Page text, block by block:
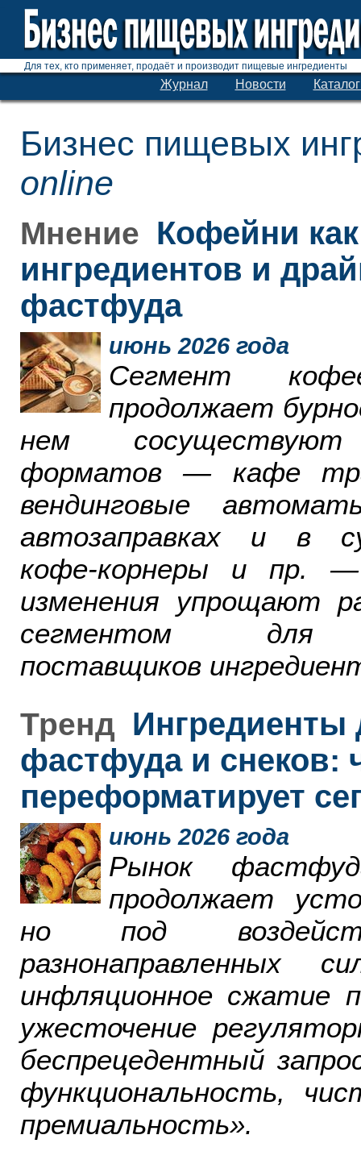
Для тех, кто применяет, продаёт и производит пищевые ингредиенты
Журнал Новости
Бизнес пищевых
online
Мнение Кофейни
ингредиентов и
фастфуда
июнь 2026 года
Сегмент
продолжает
нем
форматов — кафе
вендинговые
автозаправках и в
кофе-корнеры и пр.
изменения упрощают
сегментом для
поставщиков
Тренд Ингредиенты
фастфуда и снеков:
переформатирует
июнь 2026 года
Рынок
продолжает
но под
инфляционное сжатие
ужесточение
беспрецедентный
функциональность,
премиальность».